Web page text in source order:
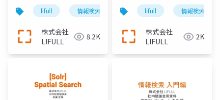
lifull 情報検索 全文検索エンジン solr
株式会社
LIFULL
8.2K
lifull 情報検索
株式会社
LIFULL
2K